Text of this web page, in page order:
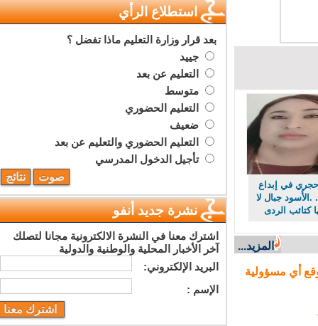
في إبداع
جبال لا
الردى
المزيد...
أي مسؤولية
استطلاع الرأي
بعد قرار وزارة التعليم ماذا تفضل ؟
جييد
التعليم عن بعد
متوسط
التعليم الحضوري
ضعيف
التعليم الحضوري والتعليم عن بعد
تأجيل الدخول المدرسي
نشرة جديد أنفو
اشترك معنا في النشرة الالكترونية مجانا لتصلك
آخر الأخبار المحلية والوطنية والدولية
البريد اﻹلكتروني:
اﻹسم :